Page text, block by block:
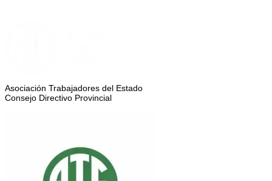
Asociación Trabajadores del Estado
Consejo Directivo Provincial